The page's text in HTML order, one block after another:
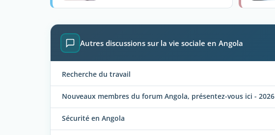
Autres discussions sur la vie sociale en Angola
Recherche du travail
Nouveaux membres du forum Angola, présentez-vous ici - 2026
Sécurité en Angola